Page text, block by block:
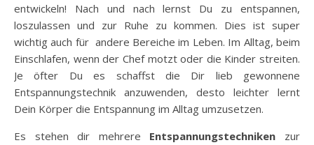
entwickeln! Nach und nach lernst Du zu entspannen,
loszulassen und zur Ruhe zu kommen. Dies ist super
wichtig auch für andere Bereiche im Leben. Im Alltag, beim
Einschlafen, wenn der Chef motzt oder die Kinder streiten.
Je öfter Du es schaffst die Dir lieb gewonnene
Entspannungstechnik anzuwenden, desto leichter lernt
Dein Körper die Entspannung im Alltag umzusetzen.
Es stehen dir mehrere Entspannungstechniken zur